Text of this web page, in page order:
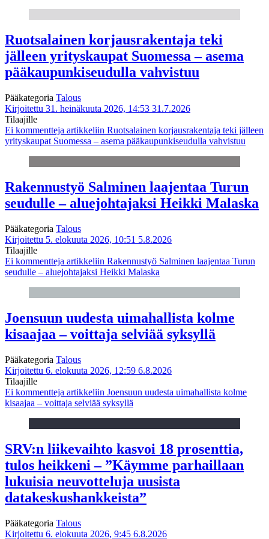
Ruotsalainen korjausrakentaja teki
jälleen yrityskaupat Suomessa – asema
pääkaupunkiseudulla vahvistuu
Pääkategoria Talous
Kirjoitettu 31. heinäkuuta 2026, 14:53 31.7.2026
Tilaajille
Ei kommentteja artikkeliin Ruotsalainen korjausrakentaja teki jälleen
yrityskaupat Suomessa – asema pääkaupunkiseudulla vahvistuu
Rakennustyö Salminen laajentaa Turun
seudulle – aluejohtajaksi Heikki Malaska
Pääkategoria Talous
Kirjoitettu 5. elokuuta 2026, 10:51 5.8.2026
Tilaajille
Ei kommentteja artikkeliin Rakennustyö Salminen laajentaa Turun
seudulle – aluejohtajaksi Heikki Malaska
Joensuun uudesta uimahallista kolme
kisaajaa – voittaja selviää syksyllä
Pääkategoria Talous
Kirjoitettu 6. elokuuta 2026, 12:59 6.8.2026
Tilaajille
Ei kommentteja artikkeliin Joensuun uudesta uimahallista kolme
kisaajaa – voittaja selviää syksyllä
SRV:n liikevaihto kasvoi 18 prosenttia,
tulos heikkeni – ”Käymme parhaillaan
lukuisia neuvotteluja uusista
datakeskushankkeista”
Pääkategoria Talous
Kirjoitettu 6. elokuuta 2026, 9:45 6.8.2026